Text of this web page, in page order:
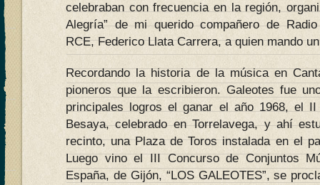
celebraban con frecuencia en la región,
Alegría” de mi querido compañero de
RCE, Federico Llata Carrera, a quien mando
Recordando la historia de la música en
pioneros que la escribieron. Galeotes fue
principales logros el ganar el año 1968, el
Besaya, celebrado en Torrelavega, y ahí
recinto, una Plaza de Toros instalada en el
Luego vino el III Concurso de Conjuntos
España, de Gijón, “LOS GALEOTES”, se